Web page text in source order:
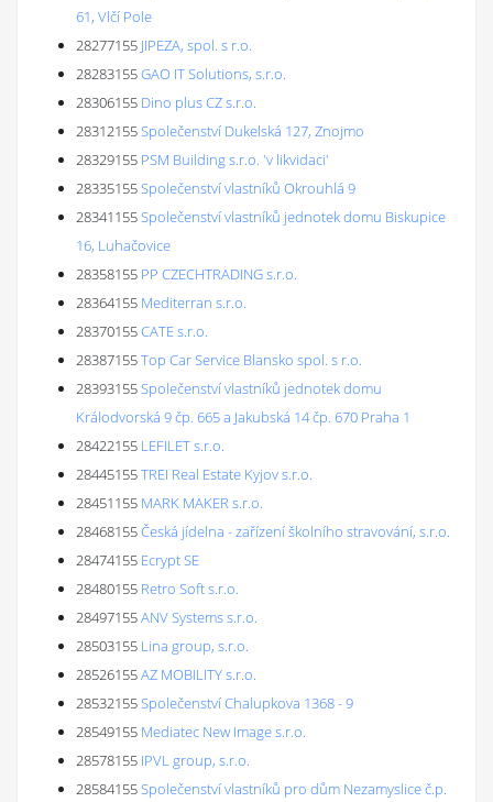
61, Vlčí Pole
28277155 JIPEZA, spol. s r.o.
28283155GAO IT Solutions, s.r.o.
28306155 Dino plus CZ s.r.o.
28312155Společenství Dukelská 127, Znojmo
28329155 PSM Building s.r.o. 'v likvidaci'
28335155Společenství vlastníků Okrouhlá 9
28341155Společenství vlastníků jednotek domu Biskupice
16, Luhačovice
28358155 PP CZECHTRADING s.r.o.
28364155 Mediterran s.r.o.
28370155CATE s.r.o.
28387155Top Car Service Blansko spol. s r.o.
28393155Společenství vlastníků jednotek domu
Králodvorská 9 čp. 665 a Jakubská 14 čp. 670 Praha 1
28422155 LEFILET s.r.o.
28445155TREI Real Estate Kyjov s.r.o.
28451155 MARK MAKER s.r.o.
28468155Česká jídelna - zařízení školního stravování, s.r.o.
28474155 Ecrypt SE
28480155 Retro Soft s.r.o.
28497155ANV Systems s.r.o.
28503155 Lina group, s.r.o.
28526155AZ MOBILITY s.r.o.
28532155Společenství Chalupkova 1368 - 9
28549155 Mediatec New Image s.r.o.
28578155 IPVL group, s.r.o.
28584155Společenství vlastníků pro dům Nezamyslice č.p.